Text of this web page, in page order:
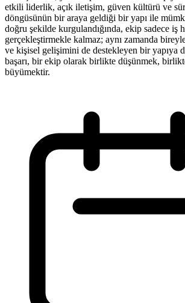
etkili liderlik, açık iletişim, güven kültürü ve
döngüsünün bir araya geldiği bir yapı ile
doğru şekilde kurgulandığında, ekip sadece iş
gerçekleştirmekle kalmaz; aynı zamanda
ve kişisel gelişimini de destekleyen bir yapıya
başarı, bir ekip olarak birlikte düşünmek,
büyümektir.